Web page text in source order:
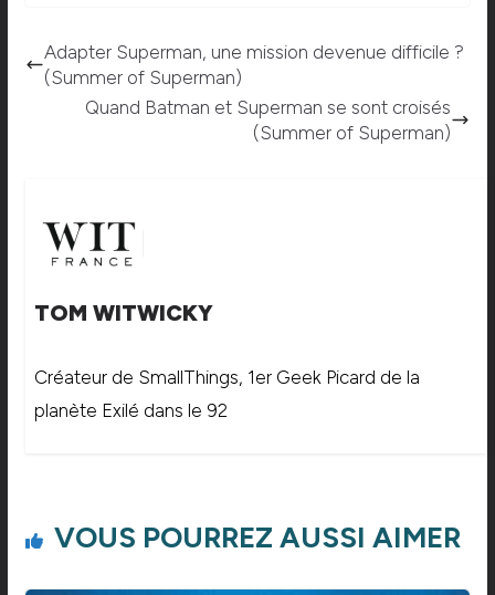
Adapter Superman, une mission devenue difficile ?
(Summer of Superman)
Quand Batman et Superman se sont croisés
(Summer of Superman)
TOM WITWICKY
Créateur de SmallThings, 1er Geek Picard de la
planète Exilé dans le 92
VOUS POURREZ AUSSI AIMER